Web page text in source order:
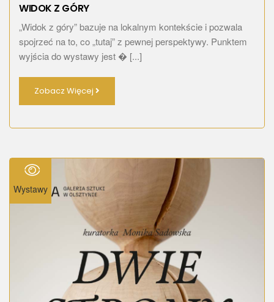
WIDOK Z GÓRY
„Widok z góry” bazuje na lokalnym kontekście i pozwala
spojrzeć na to, co „tutaj” z pewnej perspektywy. Punktem
wyjścia do wystawy jest � [...]
Zobacz Więcej
Wystawy